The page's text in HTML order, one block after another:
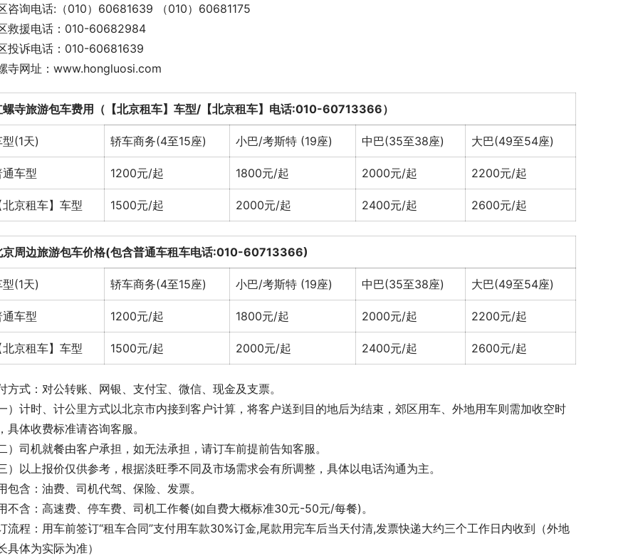
咨询电话:（010）60681639 （010）60681175
救援电话：010-60682984
投诉电话：010-60681639
寺网址：www.hongluosi.com
螺寺旅游包车费用（【北京租车】车型/【北京租车】电话:010-60713366）
型(1天) 轿车商务(4至15座) 小巴/考斯特 (19座) 中巴(35至38座) 大巴(49至54座)
通车型 1200元/起 1800元/起 2000元/起 2200元/起
北京租车】车型 1500元/起 2000元/起 2400元/起 2600元/起
京周边旅游包车价格(包含普通车租车电话:010-60713366)
型(1天) 轿车商务(4至15座) 小巴/考斯特 (19座) 中巴(35至38座) 大巴(49至54座)
通车型 1200元/起 1800元/起 2000元/起 2200元/起
北京租车】车型 1500元/起 2000元/起 2400元/起 2600元/起
方式：对公转账、网银、支付宝、微信、现金及支票。
一）计时、计公里方式以北京市内接到客户计算，将客户送到目的地后为结束，郊区用车、外地用车则需加收空时
具体收费标准请咨询客服。
二）司机就餐由客户承担，如无法承担，请订车前提前告知客服。
三）以上报价仅供参考，根据淡旺季不同及市场需求会有所调整，具体以电话沟通为主。
包含：油费、司机代驾、保险、发票。
不含：高速费、停车费、司机工作餐(如自费大概标准30元-50元/每餐)。
流程：用车前签订“租车合同”支付用车款30%订金,尾款用完车后当天付清,发票快递大约三个工作日内收到（外地
长具体为实际为准）